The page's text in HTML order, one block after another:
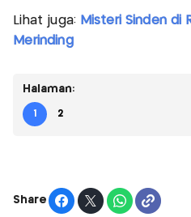
Lihat juga: Misteri Sinden di
Merinding
Halaman:
1 2
Share